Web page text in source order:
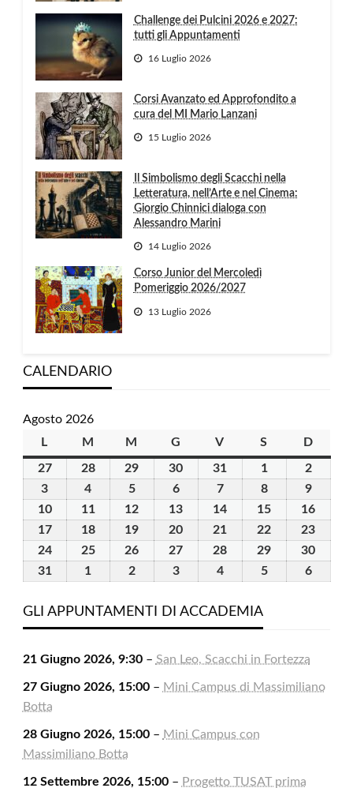
Challenge dei Pulcini 2026 e 2027:
tutti gli Appuntamenti
16 Luglio 2026
Corsi Avanzato ed Approfondito a
cura del MI Mario Lanzani
15 Luglio 2026
Il Simbolismo degli Scacchi nella
Letteratura, nell’Arte e nel Cinema:
Giorgio Chinnici dialoga con
Alessandro Marini
14 Luglio 2026
Corso Junior del Mercoledì
Pomeriggio 2026/2027
13 Luglio 2026
CALENDARIO
Agosto 2026
L
M martedì
M mercoledì
G giovedìV venerdì
S D
2727
Luglio
2026
2828
29 30 31 11
Agosto
2026
22
Agosto
2026
3
Agosto
2026
4
Agosto
2026
55
Agosto
2026
66
Agosto
2026
77
Agosto
2026
88
Agosto
2026
99
Agosto
2026
1010
Agosto
2026
1111
Agosto
2026
12
Agosto
13
Agosto
14
Agosto
15
Agosto
16
1717
Agosto
1818
Agosto
19
Agosto
20
Agosto
21
Agosto
22
Agosto
23
2424
Agosto
2525
Agosto
26
Agosto
27
Agosto
28
Agosto
29
Agosto
30
3131
2026
1
2026
22
2026
33
2026
44
2026
55
66
GLI APPUNTAMENTI DI ACCADEMIA
21 Giugno 2026, 9:30– San Leo, Scacchi in Fortezza
27 Giugno 2026, 15:00– Mini Campus di Massimiliano
Botta
28 Giugno 2026, 15:00– Mini Campus con
Massimiliano Botta
12 Settembre 2026, 15:00– Progetto TUSAT prima